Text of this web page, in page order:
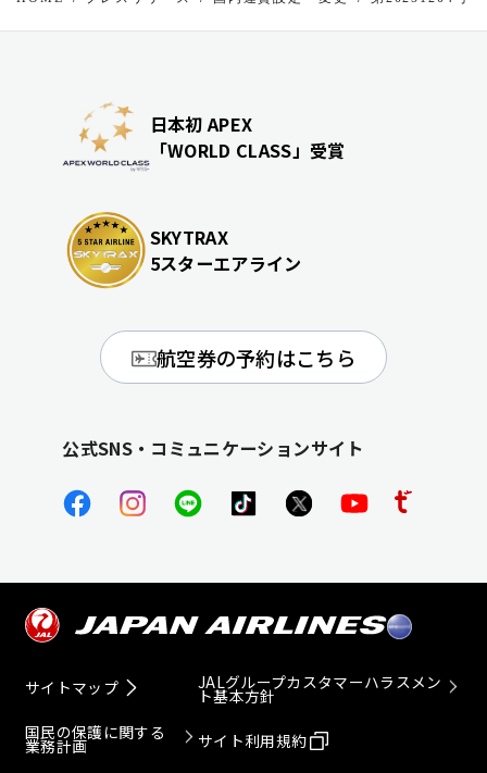
日本初 APEX
「WORLD CLASS」受賞
SKYTRAX
5スターエアライン
航空券の予約はこちら
公式SNS・コミュニケーションサイト
サイトマップ
国民の保護に関する
業務計画
JALグループカスタマーハラスメン
ト基本方針
サイト利用規約